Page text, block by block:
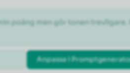
poäng men gör tonen trevligare.
Anpassa i